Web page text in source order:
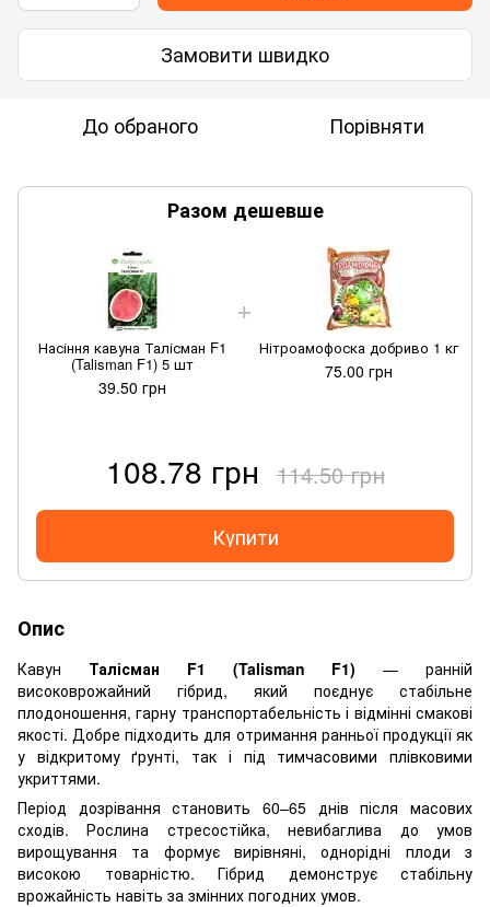
Замовити швидко
До обраного Порівняти
Разом дешевше
Насіння кавуна Талісман F1
(Talisman F1) 5 шт
39.50 грн
Нітроамофоска добриво 1 кг
75.00 грн
108.78 грн 114.50 грн
Купити
Опис
Кавун Талісман F1 (Talisman F1) — ранній
високоврожайний гібрид, який поєднує стабільне
плодоношення, гарну транспортабельність і відмінні смакові
якості. Добре підходить для отримання ранньої продукції як
у відкритому ґрунті, так і під тимчасовими плівковими
укриттями.
Період дозрівання становить 60–65 днів після масових
сходів. Рослина стресостійка, невибаглива до умов
вирощування та формує вирівняні, однорідні плоди з
високою товарністю. Гібрид демонструє стабільну
врожайність навіть за змінних погодних умов.